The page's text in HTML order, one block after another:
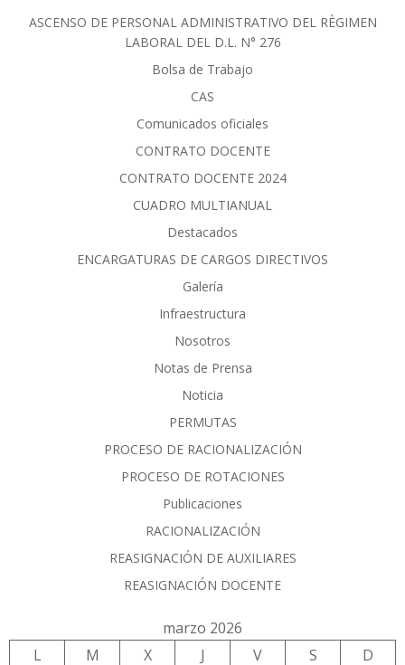
ASCENSO DE PERSONAL ADMINISTRATIVO DEL RÈGIMEN
LABORAL DEL D.L. N° 276
Bolsa de Trabajo
CAS
Comunicados oficiales
CONTRATO DOCENTE
CONTRATO DOCENTE 2024
CUADRO MULTIANUAL
Destacados
ENCARGATURAS DE CARGOS DIRECTIVOS
Galería
Infraestructura
Nosotros
Notas de Prensa
Noticia
PERMUTAS
PROCESO DE RACIONALIZACIÓN
PROCESO DE ROTACIONES
Publicaciones
RACIONALIZACIÓN
REASIGNACIÓN DE AUXILIARES
REASIGNACIÓN DOCENTE
marzo 2026
L
M X J V S D